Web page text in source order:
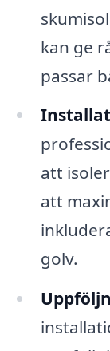
kan ge
passar
att
att
golv.